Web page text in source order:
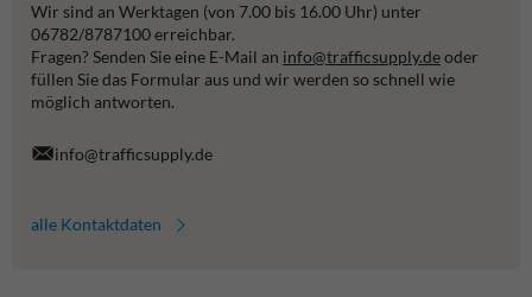
Wir sind an Werktagen (von 7.00 bis 16.00 Uhr) unter
06782/8787100 erreichbar.
Fragen? Senden Sie eine E-Mail an info@trafficsupply.deoder
füllen Sie das Formular aus und wir werden so schnell wie
möglich antworten.
info@trafficsupply.de
alle Kontaktdaten